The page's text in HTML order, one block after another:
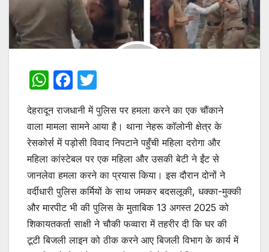
W
at
s
A
p
p
F
c
e
b
o
o
k
itt
er
देहरादून राजधानी में पुलिस पर हमला करने का एक चौंकाने
वाला मामला सामने आया है। थाना नेहरू कॉलोनी क्षेत्र के
रेसकोर्स में पड़ोसी विवाद निपटाने पहुँची महिला दरोगा और
महिला कांस्टेबल पर एक महिला और उसकी बेटी ने ईंट से
जानलेवा हमला करने का प्रयास किया। इस दौरान दोनों ने
वर्दीधारी पुलिस कर्मियों के साथ जमकर बदसलूकी, धक्का-मुक्की
और मारपीट भी की पुलिस के मुताबिक 13 अगस्त 2025 को
शिकायतकर्ता साक्षी ने चौकी फव्वारा में तहरीर दी कि घर की
टूटी बिजली लाइन को ठीक करने आए बिजली विभाग के कार्य में